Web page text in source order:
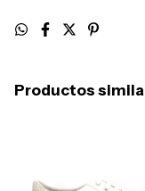
Productos